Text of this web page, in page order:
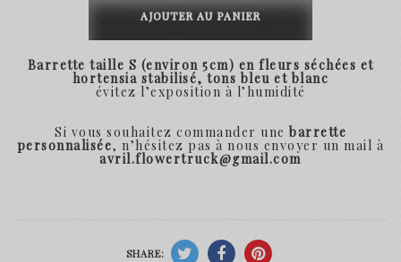
de
Barrette
Alex
AJOUTER AU PANIER
Barrette taille S (environ 5cm) en fleurs séchées et
hortensia stabilisé, tons bleu et blanc
évitez l’exposition à l’humidité
Si vous souhaitez commander une barrette
personnalisée, n’hésitez pas à nous envoyer un mail à
avril.flowertruck@gmail.com
SHARE: